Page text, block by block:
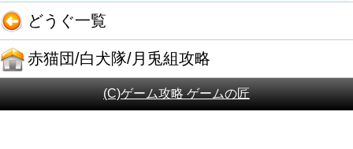
どうぐ一覧
赤猫団/白犬隊/月兎組攻略
(C)ゲーム攻略 ゲームの匠